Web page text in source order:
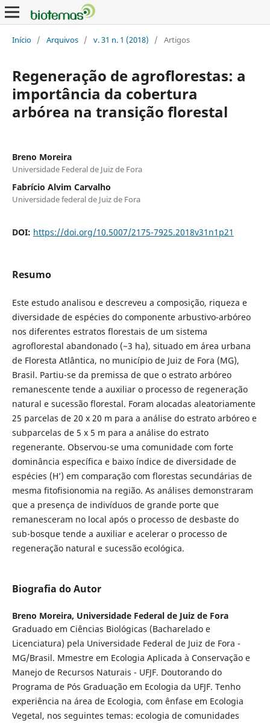
Início / Arquivos / v. 31 n. 1 (2018) / Artigos
Regeneração de agroflorestas: a
importância da cobertura
arbórea na transição florestal
Breno Moreira
Universidade Federal de Juiz de Fora
Fabrício Alvim Carvalho
Universidade federal de Juiz de Fora
DOI: https://doi.org/10.5007/2175-7925.2018v31n1p21
Resumo
Este estudo analisou e descreveu a composição, riqueza e
diversidade de espécies do componente arbustivo-arbóreo
nos diferentes estratos florestais de um sistema
agroflorestal abandonado (~3 ha), situado em área urbana
de Floresta Atlântica, no município de Juiz de Fora (MG),
Brasil. Partiu-se da premissa de que o estrato arbóreo
remanescente tende a auxiliar o processo de regeneração
natural e sucessão florestal. Foram alocadas aleatoriamente
25 parcelas de 20 x 20 m para a análise do estrato arbóreo e
subparcelas de 5 x 5 m para a análise do estrato
regenerante. Observou-se uma comunidade com forte
dominância específica e baixo índice de diversidade de
espécies (H’) em comparação com florestas secundárias de
mesma fitofisionomia na região. As análises demonstraram
que a presença de indivíduos de grande porte que
remanesceram no local após o processo de desbaste do
sub-bosque tende a auxiliar e acelerar o processo de
regeneração natural e sucessão ecológica.
Biografia do Autor
Breno Moreira, Universidade Federal de Juiz de Fora
Graduado em Ciências Biológicas (Bacharelado e
Licenciatura) pela Universidade Federal de Juiz de Fora -
MG/Brasil. Mmestre em Ecologia Aplicada à Conservação e
Manejo de Recursos Naturais - UFJF. Doutorando do
Programa de Pós Graduação em Ecologia da UFJF. Tenho
experiência na área de Ecologia, com ênfase em Ecologia
Vegetal, nos seguintes temas: ecologia de comunidades